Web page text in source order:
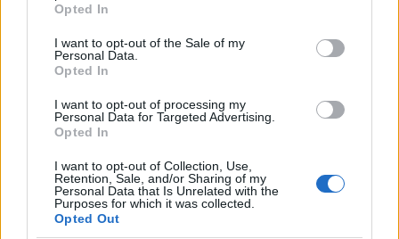
use your data for below specified purposes in below Google
consent section.
Opted In
I want to opt-out of the Sale of my
Personal Data.
Opted In
I want to opt-out of processing my
Personal Data for Targeted Advertising.
Opted In
I want to opt-out of Collection, Use,
Retention, Sale, and/or Sharing of my
Personal Data that Is Unrelated with the
Purposes for which it was collected.
Opted Out